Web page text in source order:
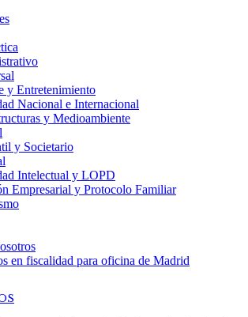
y Entretenimiento
Nacional e Internacional
y Medioambiente
y Societario
Intelectual y LOPD
Empresarial y Protocolo Familiar
en fiscalidad para oficina de Madrid